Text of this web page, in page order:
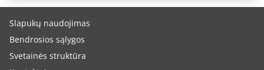
Slapukų naudojimas
Bendrosios sąlygos
Svetainės struktūra